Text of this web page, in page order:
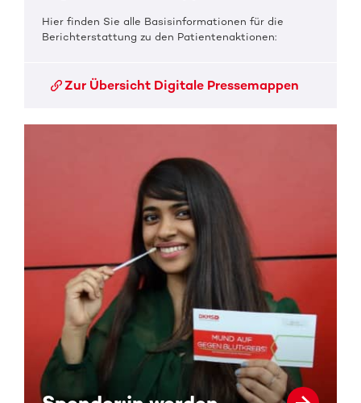
Hier finden Sie alle Basisinformationen für die
Berichterstattung zu den Patientenaktionen:
Zur Übersicht Digitale Pressemappen